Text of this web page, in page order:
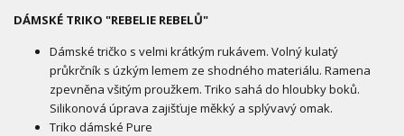
DÁMSKÉ TRIKO "REBELIE REBELŮ"
Dámské tričko s velmi krátkým rukávem. Volný kulatý
průkrčník s úzkým lemem ze shodného materiálu. Ramena
zpevněna všitým proužkem. Triko sahá do hloubky boků.
Silikonová úprava zajišťuje měkký a splývavý omak.
Triko dámské Pure